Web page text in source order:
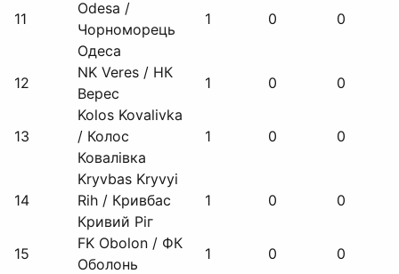
11
Odesa /
Чорноморець
Одеса
1 0 0
12
NK Veres / НК
Верес
1 0 0
13
Kolos Kovalivka
/ Колос
Ковалівка
1 0 0
14
Kryvbas Kryvyi
Rih / Кривбас
Кривий Ріг
1 0 0
15
FK Obolon / ФК
Оболонь
1 0 0